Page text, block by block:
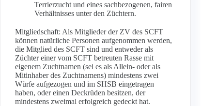
Terrierzucht und eines sachbezogenen, fairen
Verhältnisses unter den Züchtern.
Mitgliedschaft: Als Mitglieder der ZV des SCFT
können natürliche Personen aufgenommen werden,
die Mitglied des SCFT sind und entweder als
Züchter einer vom SCFT betreuten Rasse mit
eigenem Zuchtnamen (sei es als Allein- oder als
Mitinhaber des Zuchtnamens) mindestens zwei
Würfe aufgezogen und im SHSB eingetragen
haben, oder einen Deckrüden besitzen, der
mindestens zweimal erfolgreich gedeckt hat.